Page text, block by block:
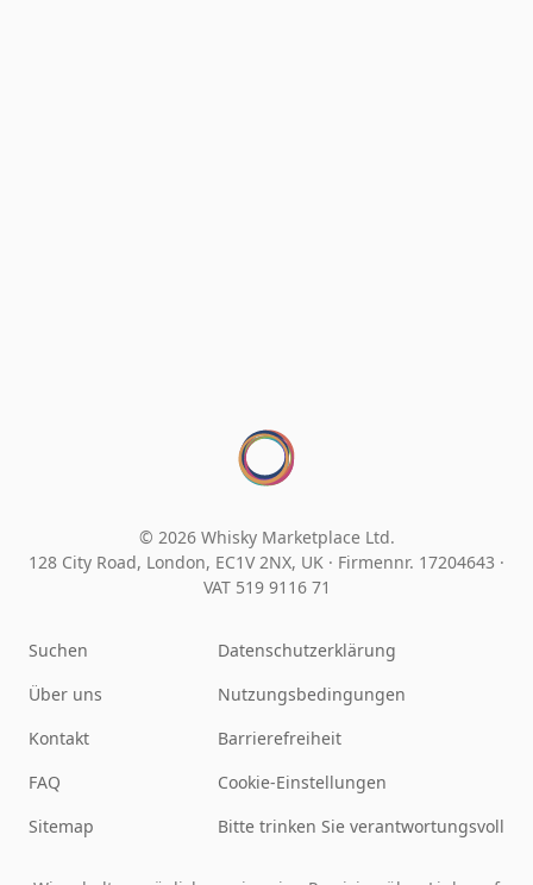
© 2026 Whisky Marketplace Ltd.
128 City Road, London, EC1V 2NX, UK · Firmennr. 17204643 ·
VAT 519 9116 71
Suchen
Über uns
Kontakt
FAQ
Sitemap
Datenschutzerklärung
Nutzungsbedingungen
Barrierefreiheit
Cookie-Einstellungen
Bitte trinken Sie verantwortungsvoll